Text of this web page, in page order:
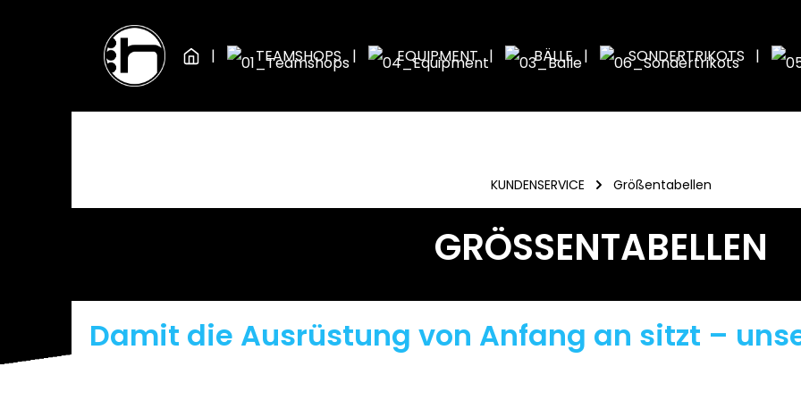
Zum Hauptinhalt springen
Zur Hauptnavigation springen
TEAMSHOPS
EQUIPMENT BÄLLE SONDERTRIKOTS
KUNDENSERVICE Größentabellen
GRÖSSENTABELLEN
Damit die Ausrüstung von Anfang an sitzt –